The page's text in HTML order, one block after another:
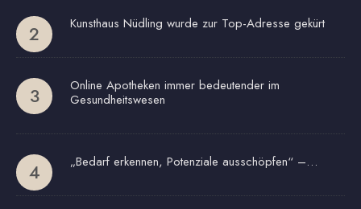
Kunsthaus Nüdling wurde zur Top-Adresse gekürt
Online Apotheken immer bedeutender im
Gesundheitswesen
„Bedarf erkennen, Potenziale ausschöpfen“ –…